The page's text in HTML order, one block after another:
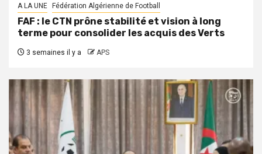
A LA UNE Fédération Algérienne de Football
FAF : le CTN prône stabilité et vision à long
terme pour consolider les acquis des Verts
3 semaines il y a APS